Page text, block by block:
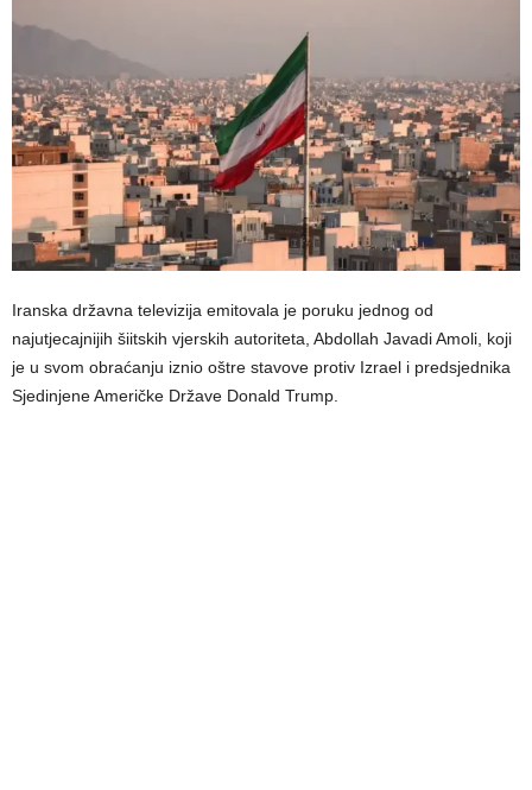
Iranska državna televizija emitovala je poruku jednog od
najutjecajnijih šiitskih vjerskih autoriteta, Abdollah Javadi Amoli, koji
je u svom obraćanju iznio oštre stavove protiv Izrael i predsjednika
Sjedinjene Američke Države Donald Trump.